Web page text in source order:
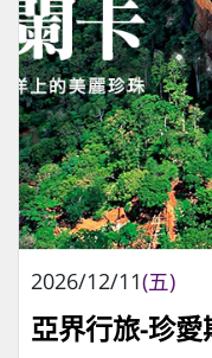
2026/12/11(五)
亞界行旅-珍